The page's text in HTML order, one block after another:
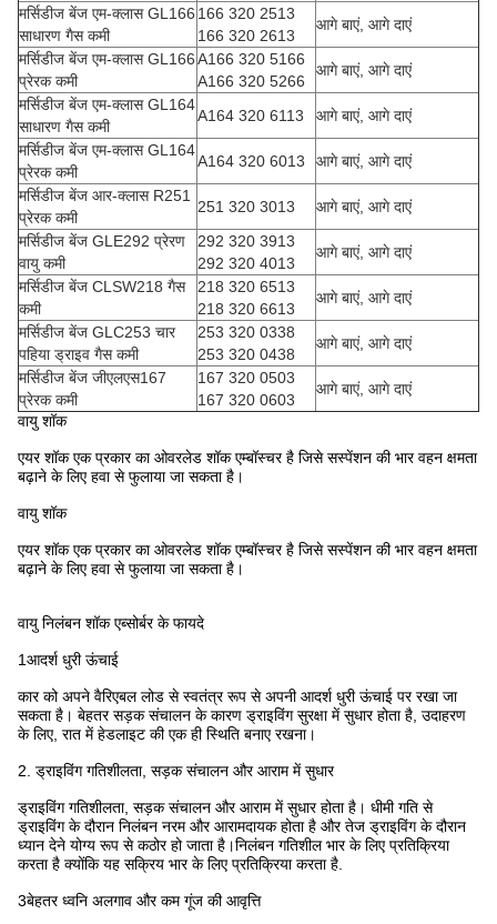
मर्सिडीज बेंज एम-क्लास GL166
साधारण गैस कमी
166 320 2513
166 320 2613
आगे बाएं, आगे दाएं
मर्सिडीज बेंज एम-क्लास GL166
प्रेरक कमी
A166 320 5166
A166 320 5266
आगे बाएं, आगे दाएं
मर्सिडीज बेंज एम-क्लास GL164
साधारण गैस कमी
A164 320 6113
आगे बाएं, आगे दाएं
मर्सिडीज बेंज एम-क्लास GL164
प्रेरक कमी
A164 320 6013
आगे बाएं, आगे दाएं
मर्सिडीज बेंज आर-क्लास R251
प्रेरक कमी
251 320 3013
आगे बाएं, आगे दाएं
मर्सिडीज बेंज GLE292 प्रेरण
वायु कमी
292 320 3913
292 320 4013
आगे बाएं, आगे दाएं
मर्सिडीज बेंज CLSW218 गैस
कमी
218 320 6513
218 320 6613
आगे बाएं, आगे दाएं
मर्सिडीज बेंज GLC253 चार
पहिया ड्राइव गैस कमी
253 320 0338
253 320 0438
आगे बाएं, आगे दाएं
मर्सिडीज बेंज जीएलएस167
प्रेरक कमी
167 320 0503
167 320 0603
आगे बाएं, आगे दाएं
वायु शॉक
एयर शॉक एक प्रकार का ओवरलेड शॉक एम्बॉस्चर है जिसे सस्पेंशन की भार वहन क्षमता
बढ़ाने के लिए हवा से फुलाया जा सकता है।
वायु शॉक
एयर शॉक एक प्रकार का ओवरलेड शॉक एम्बॉस्चर है जिसे सस्पेंशन की भार वहन क्षमता
बढ़ाने के लिए हवा से फुलाया जा सकता है।
वायु निलंबन शॉक एब्सोर्बर के फायदे
1आदर्श धुरी ऊंचाई
कार को अपने वैरिएबल लोड से स्वतंत्र रूप से अपनी आदर्श धुरी ऊंचाई पर रखा जा
सकता है। बेहतर सड़क संचालन के कारण ड्राइविंग सुरक्षा में सुधार होता है, उदाहरण
के लिए, रात में हेडलाइट की एक ही स्थिति बनाए रखना।
2. ड्राइविंग गतिशीलता, सड़क संचालन और आराम में सुधार
ड्राइविंग गतिशीलता, सड़क संचालन और आराम में सुधार होता है। धीमी गति से
ड्राइविंग के दौरान निलंबन नरम और आरामदायक होता है और तेज ड्राइविंग के दौरान
ध्यान देने योग्य रूप से कठोर हो जाता है।निलंबन गतिशील भार के लिए प्रतिक्रिया
करता है क्योंकि यह सक्रिय भार के लिए प्रतिक्रिया करता है.
3बेहतर ध्वनि अलगाव और कम गूंज की आवृत्ति